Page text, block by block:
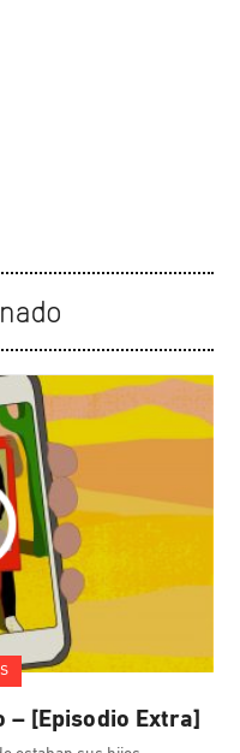
[Episodio Extra]